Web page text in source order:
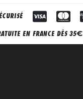
EN FRANCE DÈS 35€